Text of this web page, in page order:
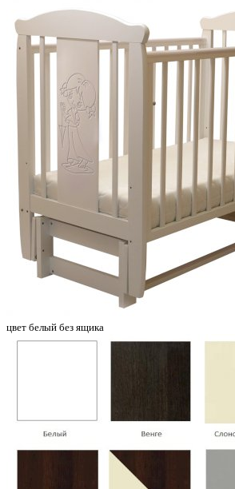
цвет белый без ящика